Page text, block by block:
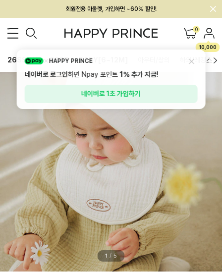
회원전용 아울렛, 가입하면 ~60% 할인!
멤버십 최대 28,000원 혜택 0
10,000
26SS 신상 BEST BABY[6~12M] 하의/레깅스
1 / 5
HAPPY PRINCE
네이버로 로그인하면 Npay 포인트1%추가 지급!
네이버로 1초 가입하기